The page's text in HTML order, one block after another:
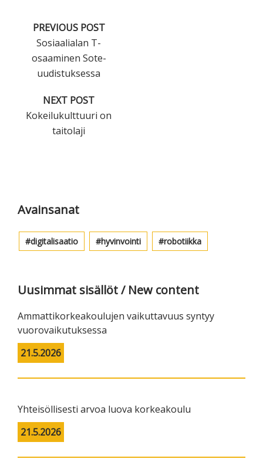
PREVIOUS POST
Sosiaalialan T-
osaaminen Sote-
uudistuksessa
NEXT POST
Kokeilukulttuuri on
taitolaji
Avainsanat
digitalisaatio hyvinvointi robotiikka
Uusimmat sisällöt / New content
Ammattikorkeakoulujen vaikuttavuus syntyy
vuorovaikutuksessa
21.5.2026
Yhteisöllisesti arvoa luova korkeakoulu
21.5.2026